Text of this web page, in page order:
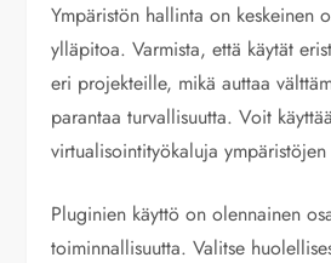
Ympäristön hallinta on keskeinen
ylläpitoa. Varmista, että käytät
eri projekteille, mikä auttaa
parantaa turvallisuutta. Voit
virtualisointityökaluja
Pluginien käyttö on olennainen
toiminnallisuutta. Valitse